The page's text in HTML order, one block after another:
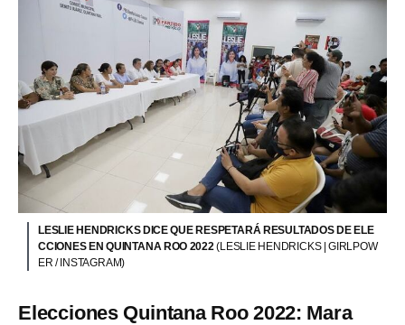
LESLIE HENDRICKS DICE QUE RESPETARÁ RESULTADOS DE ELE
CCIONES EN QUINTANA ROO 2022(LESLIE HENDRICKS | GIRLPOW
ER / INSTAGRAM)
Elecciones Quintana Roo 2022: Mara